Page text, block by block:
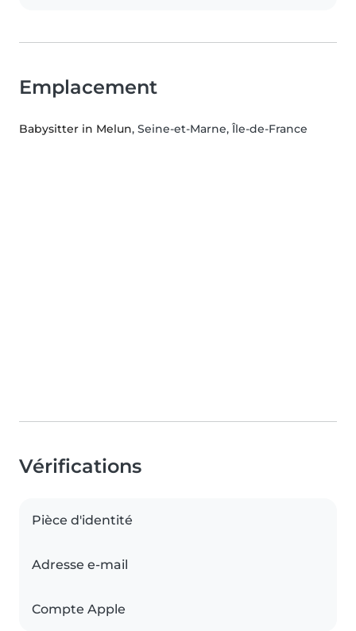
Emplacement
Babysitter in Melun, Seine-et-Marne, Île-de-France
Vérifications
Pièce d'identité
Adresse e-mail
Compte Apple